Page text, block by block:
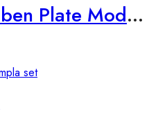
Verighete Aur Galben Plate Model vsp-4mm